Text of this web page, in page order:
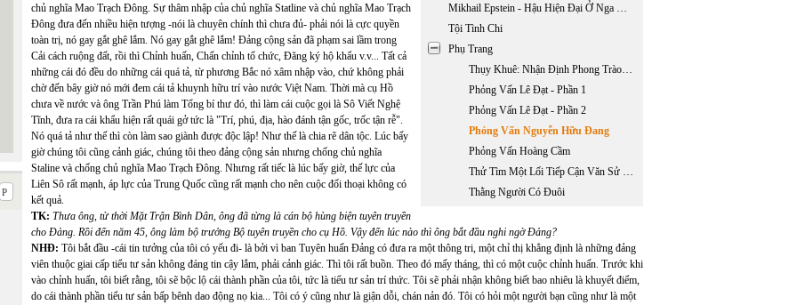
Mikhail Epstein - Hậu Hiện Đại Ở Nga Những Quy Luật Chung - Phần 2
Tội Tình Chi
Phụ Trang
Thụy Khuê: Nhận Định Phong Trào Nhân Văn Giai Phẩm
Phỏng Vấn Lê Đạt - Phần 1
Phỏng Vấn Lê Đạt - Phần 2
Phỏng Vấn Nguyễn Hữu Đang
Phỏng Vấn Hoàng Cầm
Thử Tìm Một Lối Tiếp Cận Văn Sử Học Về Hai Mươi Nhăm Năm Văn Học Việt Nam Hải Ngoại 1975 - 2000
Thằng Người Có Đuôi
chủ nghĩa Mao Trạch Đông. Sự thâm nhập của chủ nghĩa Statline và chủ nghĩa Mao Trạch
Đông đưa đến nhiều hiện tượng -nói là chuyên chính thì chưa đủ- phải nói là cực quyền
toàn trị, nó gay gắt ghê lắm. Nó gay gắt ghê lắm! Đảng cộng sản đã phạm sai lầm trong
Cải cách ruộng đất, rồi thì Chỉnh huấn, Chấn chỉnh tổ chức, Đăng ký hộ khẩu v.v... Tất cả
những cái đó đều do những cái quá tả, từ phương Bắc nó xâm nhập vào, chứ không phải
chờ đến bây giờ nó mới đem cái tả khuynh hữu trí vào nước Việt Nam. Thời mà cụ Hồ
chưa về nước và ông Trần Phú làm Tổng bí thư đó, thì làm cái cuộc gọi là Sô Viết Nghệ
Tĩnh, đưa ra cái khẩu hiện rất quái gở tức là "Trí, phú, địa, hào đánh tận gốc, trốc tận rễ".
Nó quá tả như thế thì còn làm sao giành được độc lập! Như thế là chia rẽ dân tộc. Lúc bấy
giờ chúng tôi cũng cảnh giác, chúng tôi theo đảng cộng sản nhưng chống chủ nghĩa
Staline và chống chủ nghĩa Mao Trạch Đông. Nhưng rất tiếc là lúc bấy giờ, thế lực của
Liên Sô rất mạnh, áp lực của Trung Quốc cũng rất mạnh cho nên cuộc đối thoại không có
kết quả.
TK: Thưa ông, từ thời Mặt Trận Bình Dân, ông đã từng là cán bộ hùng biện tuyên truyền
cho Đảng. Rồi đến năm 45, ông làm bộ trưởng Bộ tuyên truyền cho cụ Hồ. Vậy đến lúc nào thì ông bắt đầu nghi ngờ Đảng?
NHĐ: Tôi bắt đầu -cái tin tưởng của tôi có yếu đi- là bởi vì ban Tuyên huấn Đảng có đưa ra một thông tri, một chỉ thị khẳng định là những đảng
viên thuộc giai cấp tiểu tư sản không đáng tin cậy lắm, phải cảnh giác. Thì tôi rất buồn. Theo đó mấy tháng, thì có một cuộc chỉnh huấn. Trước khi
vào chỉnh huấn, tôi biết rằng, tôi sẽ bộc lộ cái thành phần của tôi, tức là tiểu tư sản trí thức. Tôi sẽ phải nhận không biết bao nhiêu là khuyết điểm,
do cái thành phần tiểu tư sản bấp bênh dao động nọ kia... Tôi có ý cũng như là giận dỗi, chán nản đó. Tôi có hỏi một người bạn cũng như là một